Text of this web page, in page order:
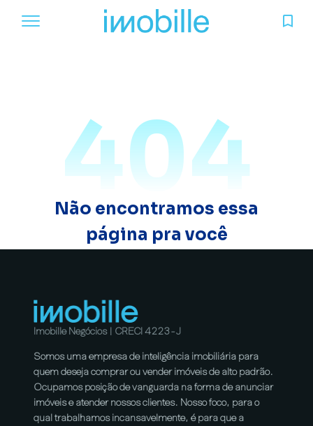
404
Não encontramos essa
página pra você
Imobille Negócios | CRECI 4223-J
Somos uma empresa de inteligência imobiliária para
quem deseja comprar ou vender imóveis de alto padrão.
Ocupamos posição de vanguarda na forma de anunciar
imóveis e atender nossos clientes. Nosso foco, para o
qual trabalhamos incansavelmente, é para que a